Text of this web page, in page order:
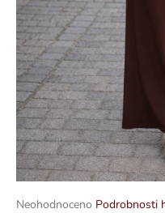
Průměrné
Neohodnoceno Podrobnosti
a
j
í
t
?